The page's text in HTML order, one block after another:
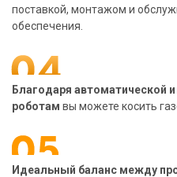
поставкой, монтажом и
обеспечения.
Благодаря автоматической
роботам вы можете косить
Идеальный баланс между